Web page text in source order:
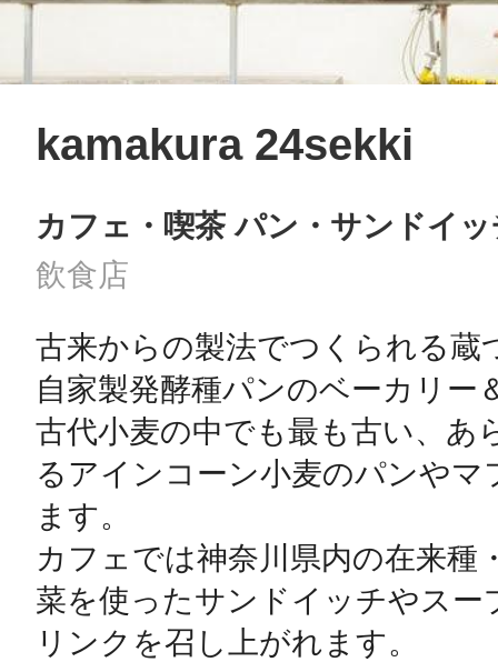
kamakura 24sekki
カフェ・喫茶 パン・サンドイ
飲食店
古来からの製法でつくられる蔵
自家製発酵種パンのベーカリー
古代小麦の中でも最も古い、あ
るアインコーン小麦のパンやマ
ます。
カフェでは神奈川県内の在来種
菜を使ったサンドイッチやスー
リンクを召し上がれます。